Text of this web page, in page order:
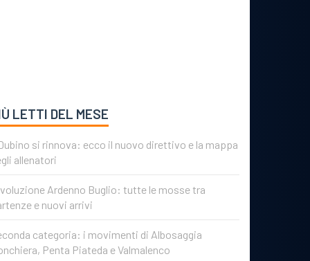
LETTI DEL MESE
si rinnova: ecco il nuovo direttivo e la mappa
allenatori
Ardenno Buglio: tutte le mosse tra
e nuovi arrivi
categoria: i movimenti di Albosaggia
Penta Piateda e Valmalenco